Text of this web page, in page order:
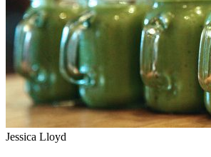
Jessica Lloyd